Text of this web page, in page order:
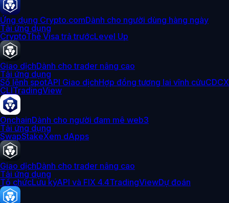
Ứng dụng Crypto.comDành cho người dùng hàng ngày
Tải ứng dụng
CryptoThẻ Visa trả trướcLevel Up
Giao dịchDành cho trader nâng cao
Tải ứng dụng
Sổ lệnh spotAPI Giao dịchHợp đồng tương lai vĩnh cửuCDCX
CLITradingView
OnchainDành cho người đam mê web3
Tải ứng dụng
SwapStakeXem dApps
Giao dịchDành cho trader nâng cao
Tải ứng dụng
Tổ chứcLưu kýAPI và FIX 4.4TradingViewDự đoán